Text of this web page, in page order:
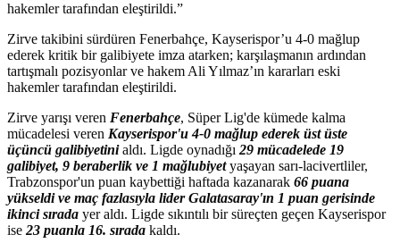
hakemler tarafından eleştirildi.”
Zirve takibini sürdüren Fenerbahçe, Kayserispor’u 4-0 mağlup
ederek kritik bir galibiyete imza atarken; karşılaşmanın ardından
tartışmalı pozisyonlar ve hakem Ali Yılmaz’ın kararları eski
hakemler tarafından eleştirildi.
Zirve yarışı veren Fenerbahçe, Süper Lig'de kümede kalma
mücadelesi veren Kayserispor'u 4-0 mağlup ederek üst üste
üçüncü galibiyetinialdı. Ligde oynadığı 29 mücadelede 19
galibiyet, 9 beraberlik ve 1 mağlubiyetyaşayan sarı-lacivertliler,
Trabzonspor'un puan kaybettiği haftada kazanarak 66 puana
yükseldi ve maç fazlasıyla lider Galatasaray'ın 1 puan gerisinde
ikinci sırada yer aldı. Ligde sıkıntılı bir süreçten geçen Kayserispor
ise 23 puanla 16. sırada kaldı.